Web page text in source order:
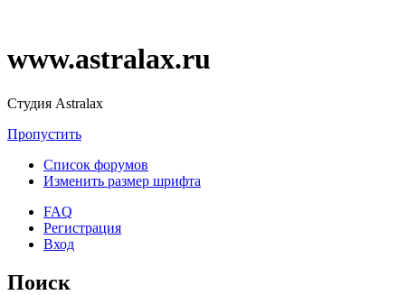
www.astralax.ru
Студия Astralax
Пропустить
Список форумов
Изменить размер шрифта
FAQ
Регистрация
Вход
Поиск